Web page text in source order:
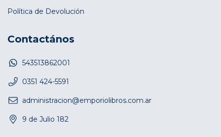
Política de Devolución
Contactános
543513862001
0351 424-5591
administracion@emporiolibros.com.ar
9 de Julio 182